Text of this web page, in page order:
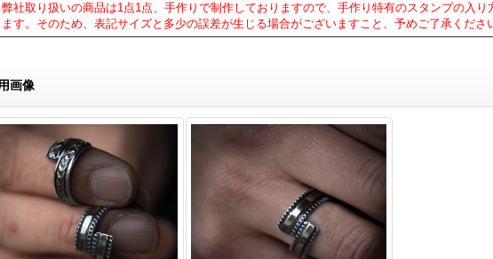
社取り扱いの商品は1点1点、手作りで制作しておりますので、手作り特有のスタンプの入り
す。そのため、表記サイズと多少の誤差が生じる場合がございますこと、予めご了承くださ
画像